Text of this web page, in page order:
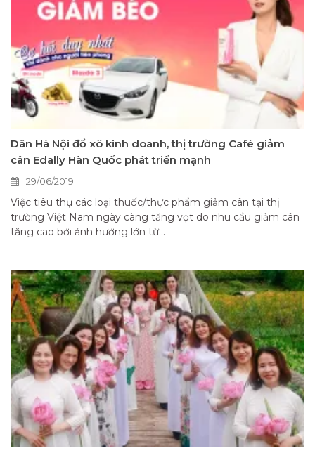
Dân Hà Nội đổ xô kinh doanh, thị trường Café giảm
cân Edally Hàn Quốc phát triển mạnh
29/06/2019
Việc tiêu thụ các loại thuốc/thực phẩm giảm cân tại thị
trường Việt Nam ngày càng tăng vọt do nhu cầu giảm cân
tăng cao bởi ảnh hưởng lớn từ...